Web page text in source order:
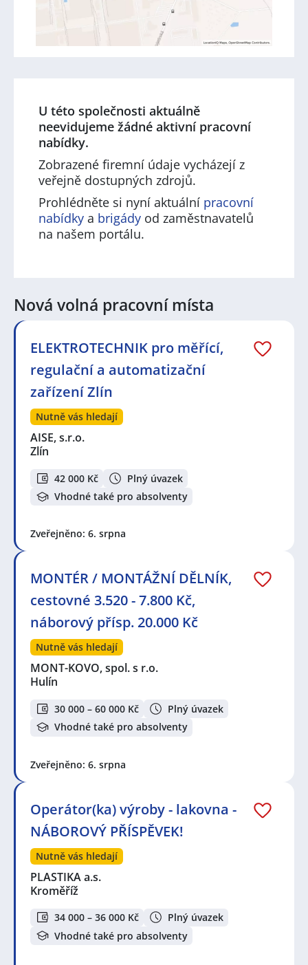
U této společnosti aktuálně
neevidujeme žádné aktivní pracovní
nabídky.
Zobrazené firemní údaje vycházejí z
veřejně dostupných zdrojů.
Prohlédněte si nyní aktuální pracovní
nabídky a brigády od zaměstnavatelů
na našem portálu.
Nová volná pracovní místa
ELEKTROTECHNIK pro měřící,
regulační a automatizační
zařízení Zlín
Nutně vás hledají
AISE, s.r.o.
Zlín
42 000 Kč
Plný úvazek
Vhodné také pro absolventy
Zveřejněno: 6. srpna
MONTÉR / MONTÁŽNÍ DĚLNÍK,
cestovné 3.520 - 7.800 Kč,
náborový přísp. 20.000 Kč
Nutně vás hledají
MONT-KOVO, spol. s r.o.
Hulín
30 000 – 60 000 Kč
Plný úvazek
Vhodné také pro absolventy
Zveřejněno: 6. srpna
Operátor(ka) výroby - lakovna -
NÁBOROVÝ PŘÍSPĚVEK!
Nutně vás hledají
PLASTIKA a.s.
Kroměříž
34 000 – 36 000 Kč
Plný úvazek
Vhodné také pro absolventy